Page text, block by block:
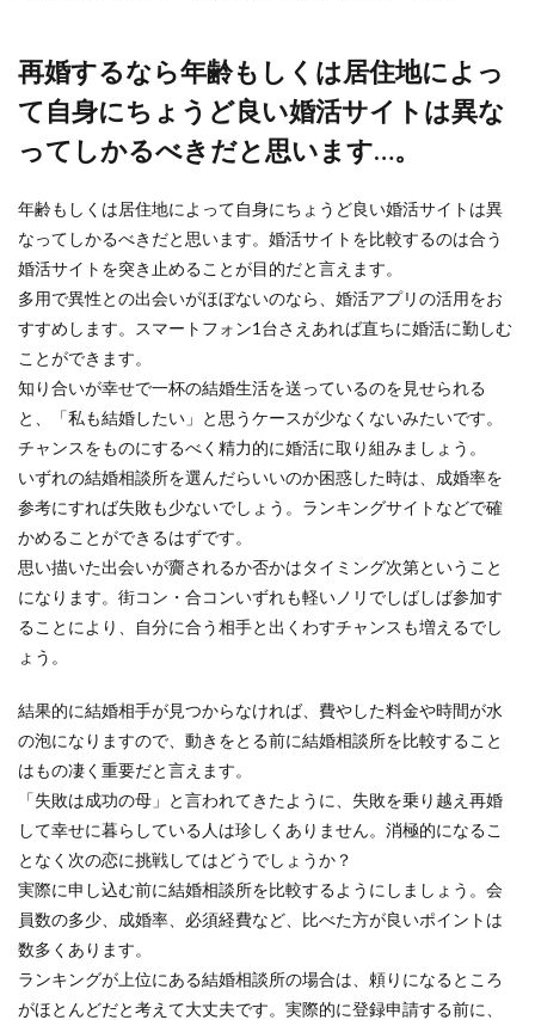
再婚するなら年齢もしくは居住地によっ
て自身にちょうど良い婚活サイトは異な
ってしかるべきだと思います…。
年齢もしくは居住地によって自身にちょうど良い婚活サイトは異
なってしかるべきだと思います。婚活サイトを比較するのは合う
婚活サイトを突き止めることが目的だと言えます。
多用で異性との出会いがほぼないのなら、婚活アプリの活用をお
すすめします。スマートフォン1台さえあれば直ちに婚活に勤しむ
ことができます。
知り合いが幸せで一杯の結婚生活を送っているのを見せられる
と、「私も結婚したい」と思うケースが少なくないみたいです。
チャンスをものにするべく精力的に婚活に取り組みましょう。
いずれの結婚相談所を選んだらいいのか困惑した時は、成婚率を
参考にすれば失敗も少ないでしょう。ランキングサイトなどで確
かめることができるはずです。
思い描いた出会いが齎されるか否かはタイミング次第ということ
になります。街コン・合コンいずれも軽いノリでしばしば参加す
ることにより、自分に合う相手と出くわすチャンスも増えるでし
ょう。
結果的に結婚相手が見つからなければ、費やした料金や時間が水
の泡になりますので、動きをとる前に結婚相談所を比較すること
はもの凄く重要だと言えます。
「失敗は成功の母」と言われてきたように、失敗を乗り越え再婚
して幸せに暮らしている人は珍しくありません。消極的になるこ
となく次の恋に挑戦してはどうでしょうか？
実際に申し込む前に結婚相談所を比較するようにしましょう。会
員数の多少、成婚率、必須経費など、比べた方が良いポイントは
数多くあります。
ランキングが上位にある結婚相談所の場合は、頼りになるところ
がほとんどだと考えて大丈夫です。実際的に登録申請する前に、